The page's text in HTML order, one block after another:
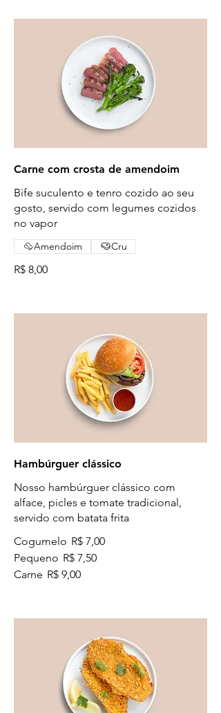
Carne com crosta de amendoim
Bife suculento e tenro cozido ao seu
gosto, servido com legumes cozidos
no vapor
R$ 8,00
Amendoim Cru
Hambúrguer clássico
Nosso hambúrguer clássico com
alface, picles e tomate tradicional,
servido com batata frita
Cogumelo R$ 7,00
Pequeno R$ 7,50
Carne R$ 9,00